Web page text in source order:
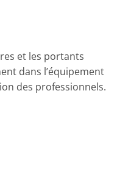
et les portants
dans l’équipement
des professionnels.